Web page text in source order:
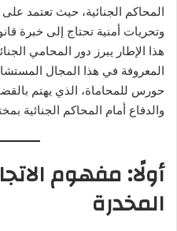
المحاكم الجنائية، حيث تعتمد
وتحريات أمنية تحتاج إلى خبرة
هذا الإطار يبرز دور المحامي
المعروفة في هذا المجال
حورس للمحاماة، الذي يهتم
والدفاع أمام المحاكم الجنائية
أولًا: مفهوم
المخدرة